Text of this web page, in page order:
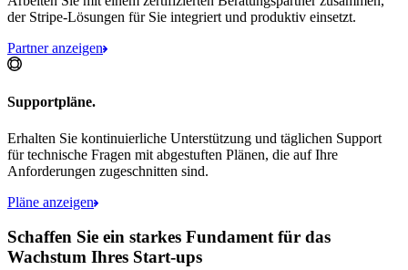
der Stripe-Lösungen für Sie integriert und produktiv einsetzt.
Partner anzeigen
Supportpläne.
Erhalten Sie kontinuierliche Unterstützung und täglichen Support
für technische Fragen mit abgestuften Plänen, die auf Ihre
Anforderungen zugeschnitten sind.
Pläne anzeigen
Schaffen Sie ein starkes Fundament für das
Wachstum Ihres Start-ups